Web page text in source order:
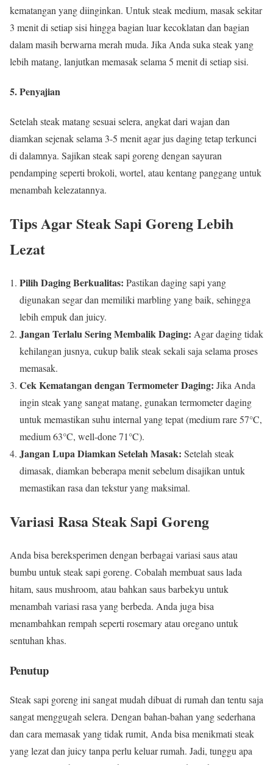
kematangan yang diinginkan. Untuk steak medium, masak sekitar
3 menit di setiap sisi hingga bagian luar kecoklatan dan bagian
dalam masih berwarna merah muda. Jika Anda suka steak yang
lebih matang, lanjutkan memasak selama 5 menit di setiap sisi.
5. Penyajian
Setelah steak matang sesuai selera, angkat dari wajan dan
diamkan sejenak selama 3-5 menit agar jus daging tetap terkunci
di dalamnya. Sajikan steak sapi goreng dengan sayuran
pendamping seperti brokoli, wortel, atau kentang panggang untuk
menambah kelezatannya.
Tips Agar Steak Sapi Goreng Lebih
Lezat
Pilih Daging Berkualitas: Pastikan daging sapi yang
digunakan segar dan memiliki marbling yang baik, sehingga
lebih empuk dan juicy.
Jangan Terlalu Sering Membalik Daging: Agar daging tidak
kehilangan jusnya, cukup balik steak sekali saja selama proses
memasak.
Cek Kematangan dengan Termometer Daging: Jika Anda
ingin steak yang sangat matang, gunakan termometer daging
untuk memastikan suhu internal yang tepat (medium rare 57°C,
medium 63°C, well-done 71°C).
Jangan Lupa Diamkan Setelah Masak: Setelah steak
dimasak, diamkan beberapa menit sebelum disajikan untuk
memastikan rasa dan tekstur yang maksimal.
Variasi Rasa Steak Sapi Goreng
Anda bisa bereksperimen dengan berbagai variasi saus atau
bumbu untuk steak sapi goreng. Cobalah membuat saus lada
hitam, saus mushroom, atau bahkan saus barbekyu untuk
menambah variasi rasa yang berbeda. Anda juga bisa
menambahkan rempah seperti rosemary atau oregano untuk
sentuhan khas.
Penutup
Steak sapi goreng ini sangat mudah dibuat di rumah dan tentu saja
sangat menggugah selera. Dengan bahan-bahan yang sederhana
dan cara memasak yang tidak rumit, Anda bisa menikmati steak
yang lezat dan juicy tanpa perlu keluar rumah. Jadi, tunggu apa